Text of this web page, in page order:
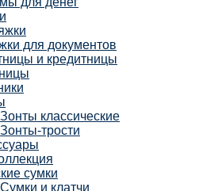
для документов
и кредитницы
Зонты классические
Зонты-трости
сумки
Сумки и клатчи